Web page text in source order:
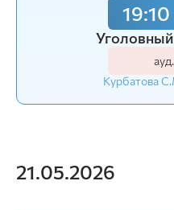
Курбатова
21.05.2026